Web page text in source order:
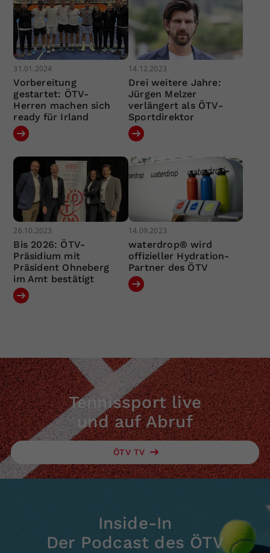
31.01.2024
Vorbereitung
gestartet: ÖTV-
Herren machen sich
ready für Irland
14.12.2023
Drei weitere Jahre:
Jürgen Melzer
verlängert als ÖTV-
Sportdirektor
26.10.2023
Bis 2026: ÖTV-
Präsidium mit
Präsident Ohneberg
im Amt bestätigt
14.09.2023
waterdrop® wird
offizieller Hydration-
Partner des ÖTV
Tennissport live
und auf Abruf
ÖTV TV
Inside-In
Der Podcast des ÖTV